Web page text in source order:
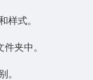
样式。
夹中。
。